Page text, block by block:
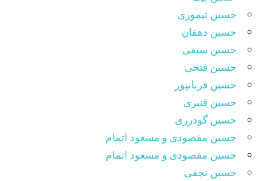
حسین تیموری
حسین دهقان
حسین سیفی
حسین فتحی
حسین قربانپور
حسین قنبری
حسین گودرزی
حسین مقصودى و مسعود اتمام
حسین مقصودی و مسعود اتمام
حسین نجفی